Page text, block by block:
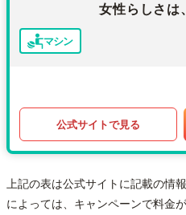
女性らしさは
マシン
公式サイトで見る
上記の表は公式サイトに記載の情
によっては、キャンペーンで料金